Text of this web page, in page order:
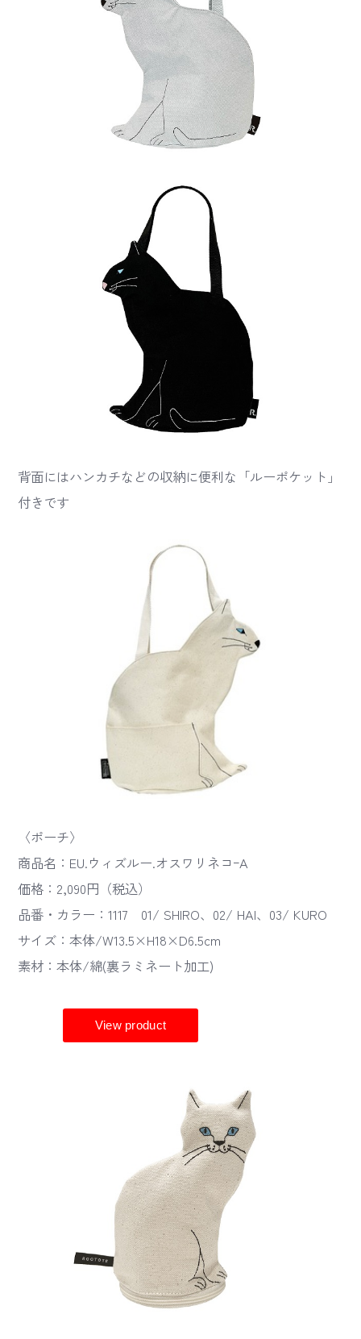
背面にはハンカチなどの収納に便利な「ルーポケット」
付きです
〈ポーチ〉
商品名：EU.ウィズルー.オスワリネコｰA
価格：2,090円（税込）
品番・カラー：1117 01/ SHIRO、02/ HAI、03/ KURO
サイズ：本体/W13.5×H18×D6.5cm
素材：本体/綿(裏ラミネート加工)